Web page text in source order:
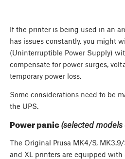
If the printer is being used in an
has issues constantly, you might
(Uninterruptible Power Supply)
compensate for power surges,
temporary power loss.
Some considerations need to be
the UPS.
Power panic (selected models
The Original Prusa MK4/S,
and XL printers are equipped with